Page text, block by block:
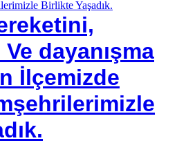
dayanışma
İlçemizde